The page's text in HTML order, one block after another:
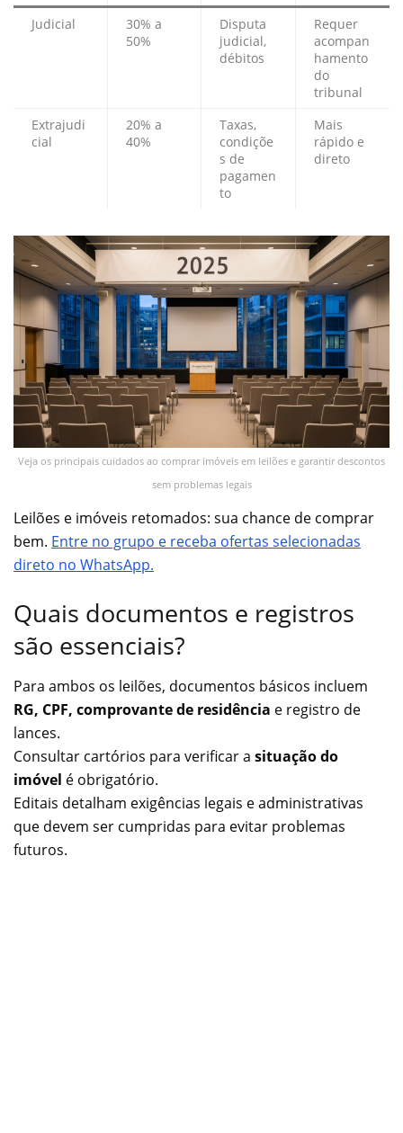
Judicial
30% a
50%
Disputa
judicial,
débitos
Requer
acompan
hamento
do
tribunal
Extrajudi
cial
20% a
40%
Taxas,
condiçõe
s de
pagamen
to
Mais
rápido e
direto
Veja os principais cuidados ao comprar imóveis em leilões e garantir descontos
sem problemas legais
Leilões e imóveis retomados: sua chance de comprar
bem. Entre no grupo e receba ofertas selecionadas
direto no WhatsApp.
Quais documentos e registros
são essenciais?
Para ambos os leilões, documentos básicos incluem
RG, CPF, comprovante de residência e registro de
lances.
Consultar cartórios para verificar a situação do
imóvel é obrigatório.
Editais detalham exigências legais e administrativas
que devem ser cumpridas para evitar problemas
futuros.